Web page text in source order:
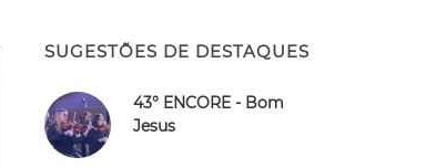
SUGESTÕES DE DESTAQUES
43° ENCORE - Bom
Jesus